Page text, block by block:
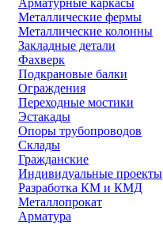
Арматурные каркасы
Металлические фермы
Металлические колонны
Закладные детали
Фахверк
Подкрановые балки
Ограждения
Переходные мостики
Эстакады
Опоры трубопроводов
Склады
Гражданские
Индивидуальные проекты
Разработка КМ и КМД
Металлопрокат
Арматура